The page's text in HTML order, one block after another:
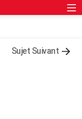
Sujet Suivant